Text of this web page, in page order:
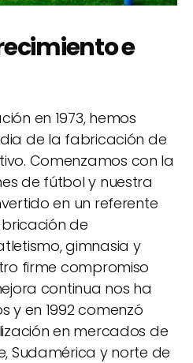
e
en 1973, hemos
de la fabricación de
Comenzamos con la
de fútbol y nuestra
en un referente
de
gimnasia y
firme compromiso
continua nos ha
y en 1992 comenzó
en mercados de
Sudamérica y norte de